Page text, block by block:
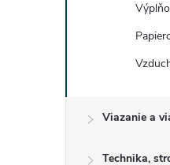
Viazanie a
Technika,